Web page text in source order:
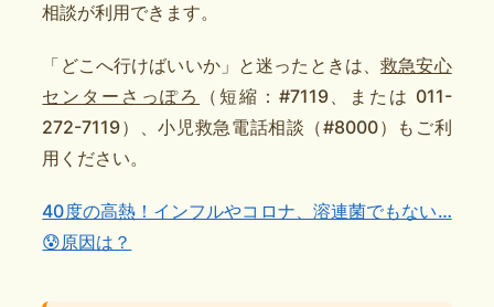
相談が利用できます。
「どこへ行けばいいか」と迷ったときは、救急安心
センターさっぽろ
（短縮：#7119、または 011-
272-7119）、小児救急電話相談（#8000）もご利
用ください。
40度の高熱！インフルやコロナ、溶連菌でもない…
😰原因は？